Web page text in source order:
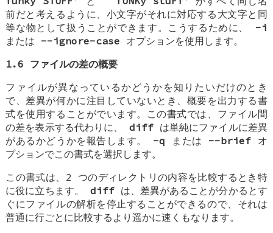
前だと考えるように、小文字がそれに対応する大文字と同
等な物として扱うことができます。こうするために、 -i
または --ignore-case オプションを使用します。
1.6 ファイルの差の概要
ファイルが異なっているかどうかを知りたいだけのとき
で、差異が何かに注目していないとき、概要を出力する書
式を使用することがでいます。この書式では、ファイル間
の差を表示する代わりに、diff は単純にファイルに差異
があるかどうかを報告します。 -q または --brief オ
プションでこの書式を選択します。
この書式は、2 つのディレクトリの内容を比較するとき特
に役に立ちます。 diffは、差異があることが分かるとす
ぐにファイルの解析を停止することができるので、それは
普通に行ごとに比較するより遥かに速くもなります。